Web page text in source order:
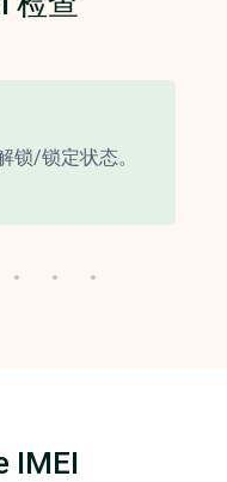
锁/锁定状态。
IMEI